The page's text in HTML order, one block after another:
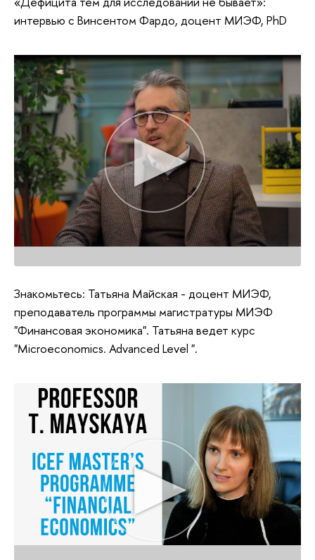
интервью с Винсентом Фардо, доцент МИЭФ, PhD
Знакомьтесь: Татьяна Майская - доцент МИЭФ,
преподаватель программы магистратуры МИЭФ
"Финансовая экономика". Татьяна ведет курс
"Microeconomics. Advanced Level ".